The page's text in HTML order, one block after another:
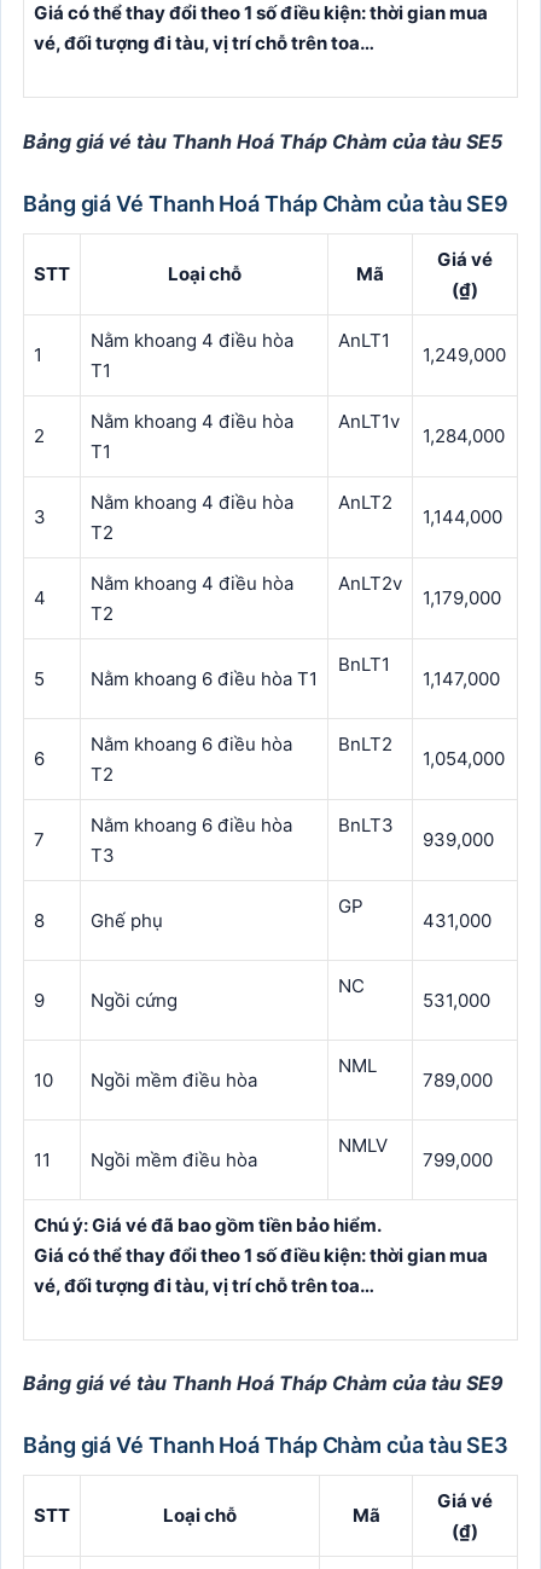
Giá có thể thay đổi theo 1 số điều kiện: thời gian mua
vé, đối tượng đi tàu, vị trí chỗ trên toa…
Bảng giá vé tàu Thanh Hoá Tháp Chàm của tàu SE5
Bảng giá Vé Thanh Hoá Tháp Chàm của tàu SE9
STT Loại chỗ Mã
Giá vé
(₫)
1
Nằm khoang 4 điều hòa
T1
AnLT1
1,249,000
2
Nằm khoang 4 điều hòa
T1
AnLT1v
1,284,000
3
Nằm khoang 4 điều hòa
T2
AnLT2
1,144,000
4
Nằm khoang 4 điều hòa
T2
AnLT2v
1,179,000
5 Nằm khoang 6 điều hòa T1
BnLT1
1,147,000
6
Nằm khoang 6 điều hòa
T2
BnLT2
1,054,000
7
Nằm khoang 6 điều hòa
T3
BnLT3
939,000
8 Ghế phụ
GP
431,000
9 Ngồi cứng
NC
531,000
10 Ngồi mềm điều hòa
NML
789,000
11 Ngồi mềm điều hòa
NMLV
799,000
Chú ý: Giá vé đã bao gồm tiền bảo hiểm.
Giá có thể thay đổi theo 1 số điều kiện: thời gian mua
vé, đối tượng đi tàu, vị trí chỗ trên toa…
Bảng giá vé tàu Thanh Hoá Tháp Chàm của tàu SE9
Bảng giá Vé Thanh Hoá Tháp Chàm của tàu SE3
STT Loại chỗ Mã
Giá vé
(₫)